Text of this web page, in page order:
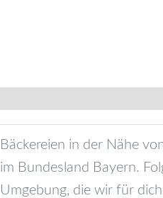
Bäckereien in der Nähe
im Bundesland Bayern.
Umgebung, die wir für